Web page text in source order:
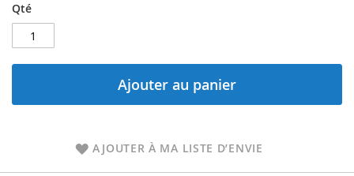
Qté
Ajouter au panier
AJOUTER À MA LISTE D’ENVIE